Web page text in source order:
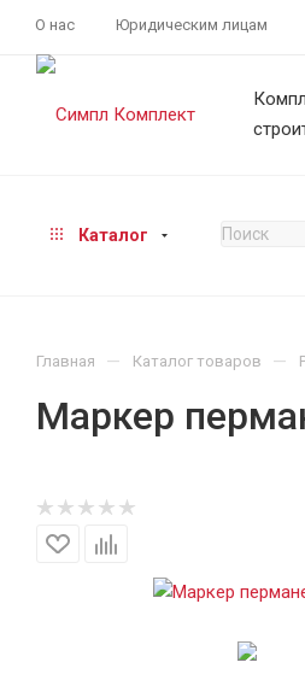
О нас Юридическим лицам
Каталог
Главная — Каталог товаров —
Маркер